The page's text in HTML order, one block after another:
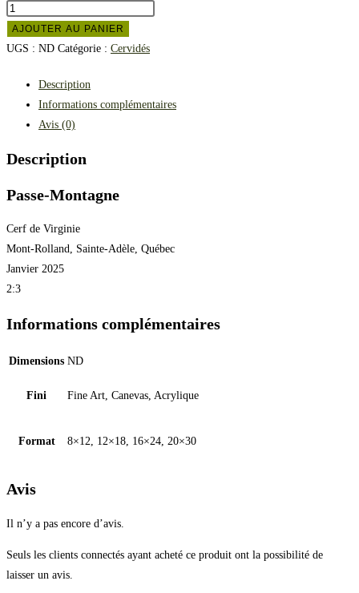
AJOUTER AU PANIER
UGS : ND Catégorie : Cervidés
Description
Informations complémentaires
Avis (0)
Description
Passe-Montagne
Cerf de Virginie
Mont-Rolland, Sainte-Adèle, Québec
Janvier 2025
2:3
Informations complémentaires
Dimensions ND
Fini Fine Art, Canevas, Acrylique
Format 8×12, 12×18, 16×24, 20×30
Avis
Il n’y a pas encore d’avis.
Seuls les clients connectés ayant acheté ce produit ont la possibilité de
laisser un avis.